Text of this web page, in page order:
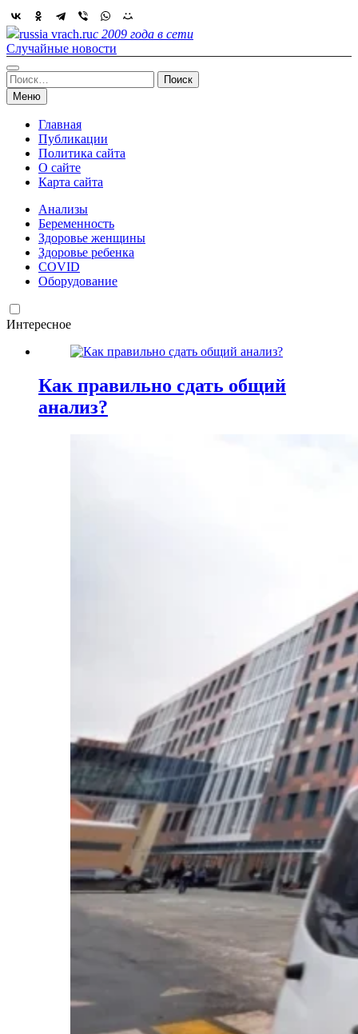
Skip
to
content
russia vrach.ruс 2009 года в сети
Случайные новости
Найти:
Меню
Главная
Публикации
Политика сайта
О сайте
Карта сайта
Анализы
Беременность
Здоровье женщины
Здоровье ребенка
COVID
Оборудование
Интересное
Как правильно сдать общий
анализ?